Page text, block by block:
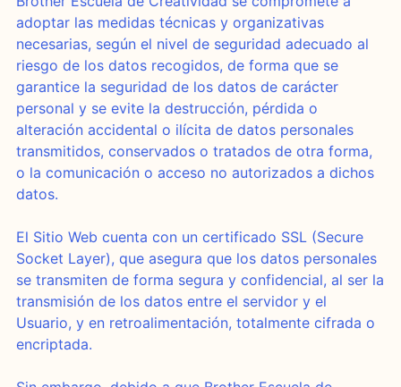
adoptar las medidas técnicas y organizativas
necesarias, según el nivel de seguridad adecuado al
riesgo de los datos recogidos, de forma que se
garantice la seguridad de los datos de carácter
personal y se evite la destrucción, pérdida o
alteración accidental o ilícita de datos personales
transmitidos, conservados o tratados de otra forma,
o la comunicación o acceso no autorizados a dichos
datos.
El Sitio Web cuenta con un certificado SSL (Secure
Socket Layer), que asegura que los datos personales
se transmiten de forma segura y confidencial, al ser la
transmisión de los datos entre el servidor y el
Usuario, y en retroalimentación, totalmente cifrada o
encriptada.